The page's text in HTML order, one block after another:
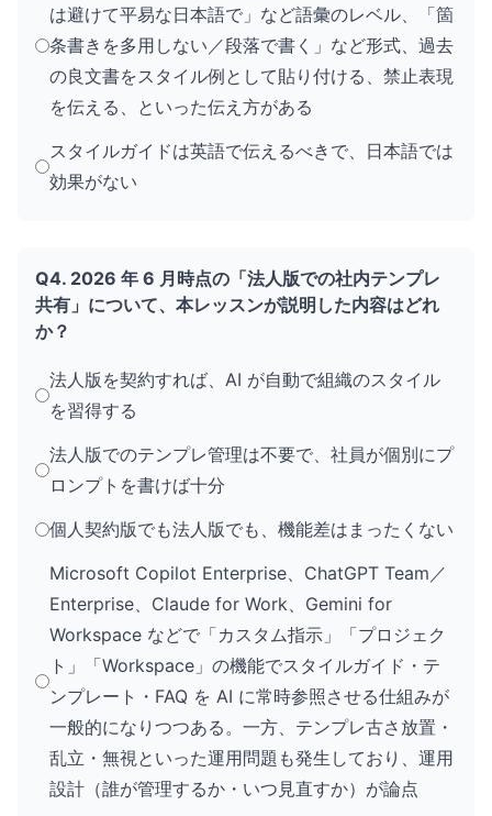
は避けて平易な日本語で」など語彙のレベル、「箇
条書きを多用しない／段落で書く」など形式、過去
の良文書をスタイル例として貼り付ける、禁止表現
を伝える、といった伝え方がある
スタイルガイドは英語で伝えるべきで、日本語では
効果がない
Q4. 2026 年 6 月時点の「法人版での社内テンプレ
共有」について、本レッスンが説明した内容はどれ
か？
法人版を契約すれば、AI が自動で組織のスタイル
を習得する
法人版でのテンプレ管理は不要で、社員が個別にプ
ロンプトを書けば十分
個人契約版でも法人版でも、機能差はまったくない
Microsoft Copilot Enterprise、ChatGPT Team／
Enterprise、Claude for Work、Gemini for
Workspace などで「カスタム指示」「プロジェク
ト」「Workspace」の機能でスタイルガイド・テ
ンプレート・FAQ を AI に常時参照させる仕組みが
一般的になりつつある。一方、テンプレ古さ放置・
乱立・無視といった運用問題も発生しており、運用
設計（誰が管理するか・いつ見直すか）が論点